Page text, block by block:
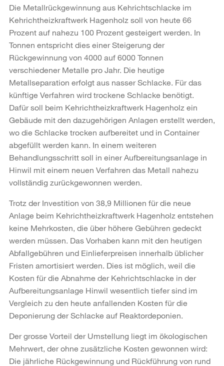
Die Metallrückgewinnung aus Kehrichtschlacke im
Kehrichtheizkraftwerk Hagenholz soll von heute 66
Prozent auf nahezu 100 Prozent gesteigert werden. In
Tonnen entspricht dies einer Steigerung der
Rückgewinnung von 4000 auf 6000 Tonnen
verschiedener Metalle pro Jahr. Die heutige
Metallseparation erfolgt aus nasser Schlacke. Für das
künftige Verfahren wird trockene Schlacke benötigt.
Dafür soll beim Kehrichtheizkraftwerk Hagenholz ein
Gebäude mit den dazugehörigen Anlagen erstellt werden,
wo die Schlacke trocken aufbereitet und in Container
abgefüllt werden kann. In einem weiteren
Behandlungsschritt soll in einer Aufbereitungsanlage in
Hinwil mit einem neuen Verfahren das Metall nahezu
vollständig zurückgewonnen werden.
Trotz der Investition von 38,9 Millionen für die neue
Anlage beim Kehrichtheizkraftwerk Hagenholz entstehen
keine Mehrkosten, die über höhere Gebühren gedeckt
werden müssen. Das Vorhaben kann mit den heutigen
Abfallgebühren und Einlieferpreisen innerhalb üblicher
Fristen amortisiert werden. Dies ist möglich, weil die
Kosten für die Abnahme der Kehrichtschlacke in der
Aufbereitungsanlage Hinwil wesentlich tiefer sind im
Vergleich zu den heute anfallenden Kosten für die
Deponierung der Schlacke auf Reaktordeponien.
Der grosse Vorteil der Umstellung liegt im ökologischen
Mehrwert, der ohne zusätzliche Kosten gewonnen wird:
Die jährliche Rückgewinnung und Rückführung von rund